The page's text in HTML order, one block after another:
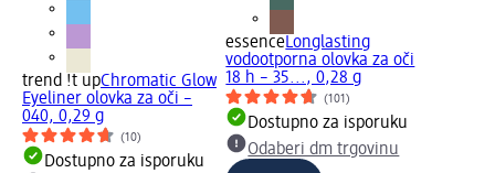
trend !t upChromatic Glow
Eyeliner olovka za oči –
040, 0,29 g
(10)
Dostupno za isporuku
essenceLonglasting
vodootporna olovka za oči
18 h – 35..., 0,28 g
(101)
Dostupno za isporuku
Odaberi dm trgovinu